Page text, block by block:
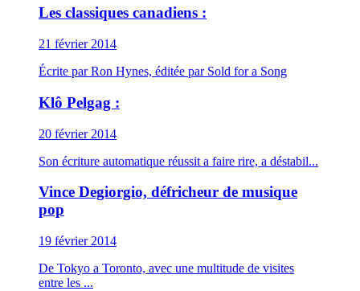
Les classiques canadiens :
21 février 2014
Écrite par Ron Hynes, éditée par Sold for a Song
Klô Pelgag :
20 février 2014
Son écriture automatique réussit a faire rire, a déstabil...
Vince Degiorgio, défricheur de musique
pop
19 février 2014
De Tokyo a Toronto, avec une multitude de visites
entre les ...